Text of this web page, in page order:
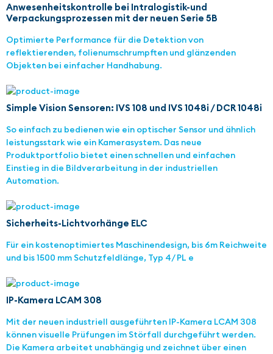
Anwesenheitskontrolle bei Intralogistik-und
Verpackungsprozessen mit der neuen Serie 5B
Optimierte Performance für die Detektion von
reflektierenden, folienumschrumpften und glänzenden
Objekten bei einfacher Handhabung.
Simple Vision Sensoren: IVS 108 und IVS 1048i / DCR 1048i
So einfach zu bedienen wie ein optischer Sensor und ähnlich
leistungsstark wie ein Kamerasystem. Das neue
Produktportfolio bietet einen schnellen und einfachen
Einstieg in die Bildverarbeitung in der industriellen
Automation.
Sicherheits-Lichtvorhänge ELC
Für ein kostenoptimiertes Maschinendesign, bis 6m Reichweite
und bis 1500 mm Schutzfeldlänge, Typ 4/ PL e
IP-Kamera LCAM 308
Mit der neuen industriell ausgeführten IP-Kamera LCAM 308
können visuelle Prüfungen im Störfall durchgeführt werden.
Die Kamera arbeitet unabhängig und zeichnet über einen